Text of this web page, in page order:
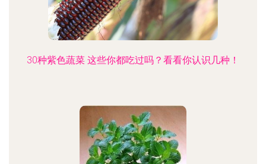
30种紫色蔬菜 这些你都吃过吗？看看你认识几种！